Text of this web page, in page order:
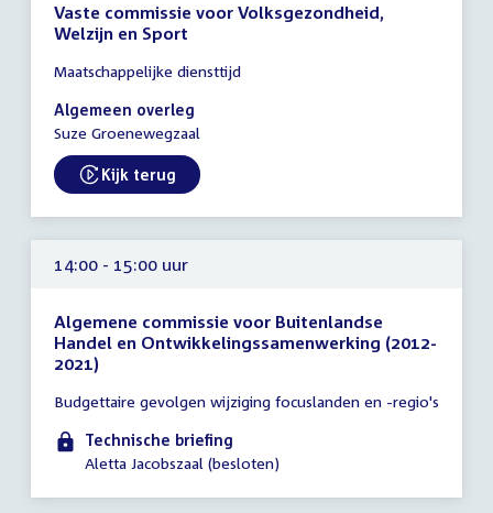
Vaste commissie voor Volksgezondheid,
Welzijn en Sport
vergadering
13:30
-
uur
Maatschappelijke diensttijd
Algemeen overleg
Suze Groenewegzaal
External link:
Kijk terug
14:00 - 15:00 uur
Algemene commissie voor Buitenlandse
Handel en Ontwikkelingssamenwerking (2012-
2021)
vergadering
14:00
-
uur
Budgettaire gevolgen wijziging focuslanden en -regio's
Technische briefing
Aletta Jacobszaal (besloten)